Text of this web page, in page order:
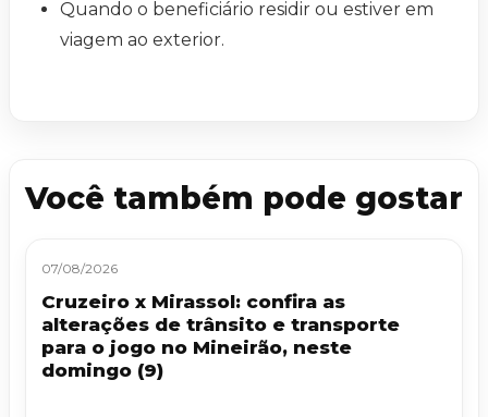
Quando o beneficiário residir ou estiver em
viagem ao exterior.
Você também pode gostar
07/08/2026
Cruzeiro x Mirassol: confira as
alterações de trânsito e transporte
para o jogo no Mineirão, neste
domingo (9)